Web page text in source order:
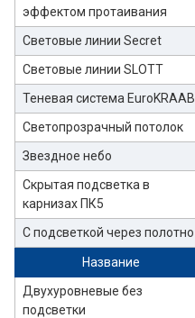
эффектом протаивания
Световые линии Secret
Световые линии SLOTT
Теневая система EuroKRAAB
Светопрозрачный потолок
Звездное небо
Скрытая подсветка в
карнизах ПК5
С подсветкой через полотно
Название
Двухуровневые без
подсветки